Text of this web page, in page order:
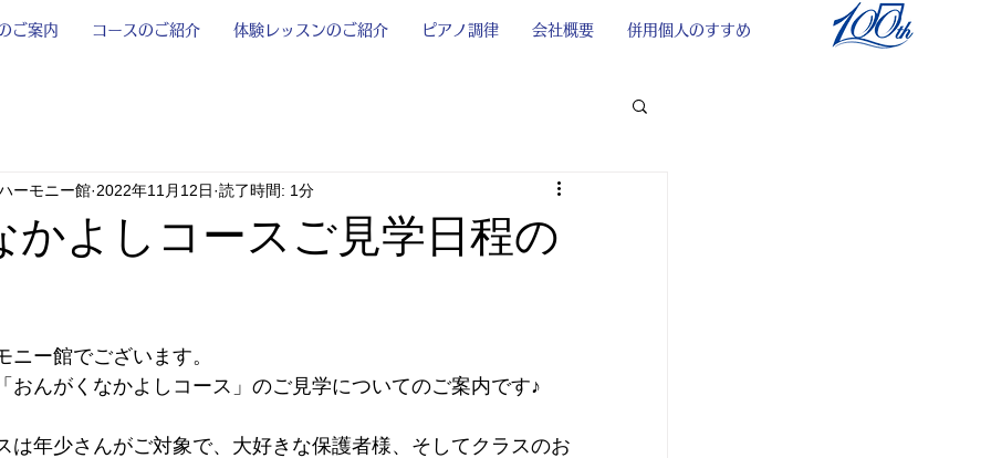
ご案内 コースのご紹介 体験レッスンのご紹介 ピアノ調律 会社概要 併用個人のすすめ
かよしコースご見学日程の
ーモニー館 2022年11月12日 読了時間: 1分
ー館でございます。
おんがくなかよしコース」のご見学についてのご案内です♪
は年少さんがご対象で、大好きな保護者様、そしてクラスのお